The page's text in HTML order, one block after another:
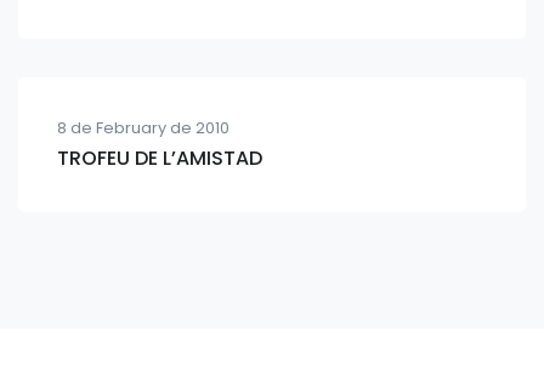
8 de February de 2010
TROFEU DE L’AMISTAD